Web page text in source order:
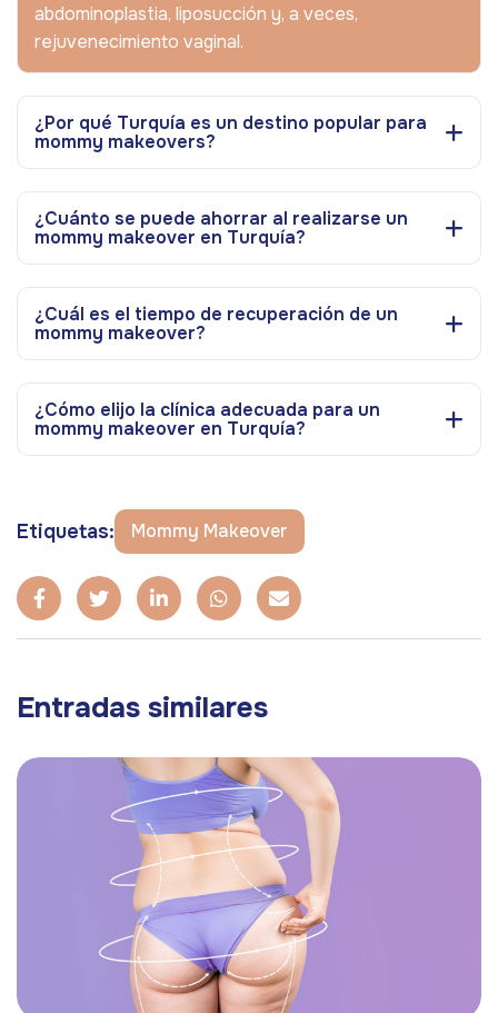
abdominoplastia, liposucción y, a veces,
rejuvenecimiento vaginal.
¿Por qué Turquía es un destino popular para
mommy makeovers?
¿Cuánto se puede ahorrar al realizarse un
mommy makeover en Turquía?
¿Cuál es el tiempo de recuperación de un
mommy makeover?
¿Cómo elijo la clínica adecuada para un
mommy makeover en Turquía?
Etiquetas: Mommy Makeover
Entradas similares